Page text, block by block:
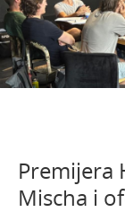
Premijera
Mischa i